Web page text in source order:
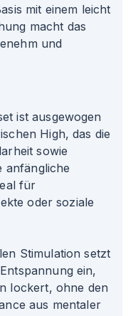
mit einem leicht
macht das
und
ist ausgewogen
High, das die
sowie
anfängliche
für
oder soziale
Stimulation setzt
ein,
lockert, ohne den
aus mentaler